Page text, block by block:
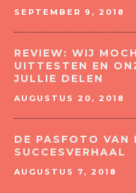
SEPTEMBER 9, 2018
REVIEW: WIJ
UITTESTEN EN
JULLIE DELEN
AUGUSTUS 20, 2018
DE PASFOTO VAN
SUCCESVERHAAL
AUGUSTUS 7, 2018